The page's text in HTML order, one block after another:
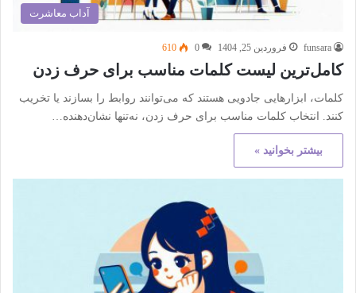
آداب معاشرت
funsara فروردین 25, 1404 0
610
کامل‌ترین لیست کلمات مناسب برای حرف زدن
کلمات، ابزارهایی جادویی هستند که می‌توانند روابط را بسازند یا تخریب
کنند. انتخاب کلمات مناسب برای حرف زدن، نه‌تنها نشان‌دهنده…
بیشتر بخوانید »